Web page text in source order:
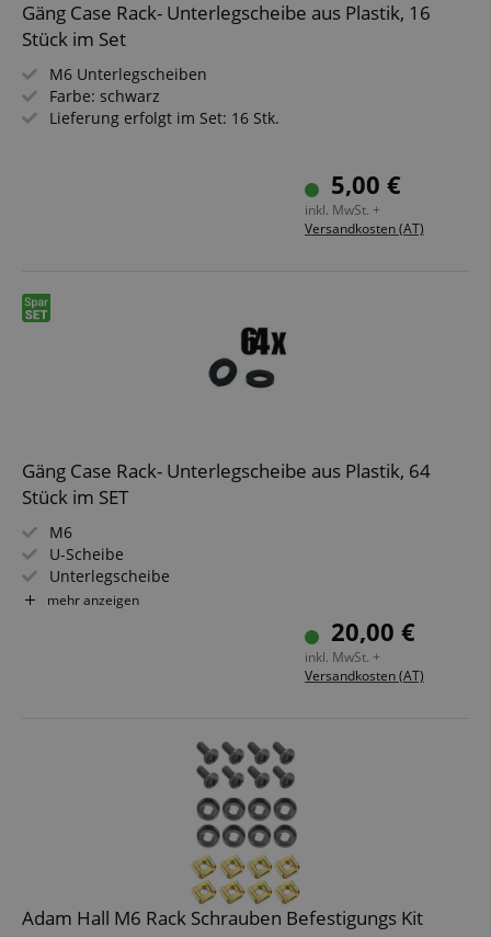
Gäng Case Rack- Unterlegscheibe aus Plastik, 16
Stück im Set
M6 Unterlegscheiben
Farbe: schwarz
Lieferung erfolgt im Set: 16 Stk.
5,00 €
inkl. MwSt. +
Versandkosten (AT)
Gäng Case Rack- Unterlegscheibe aus Plastik, 64
Stück im SET
M6
U-Scheibe
Unterlegscheibe
Farbe: schwarz
mehr anzeigen
20,00 €
inkl. MwSt. +
Versandkosten (AT)
Adam Hall M6 Rack Schrauben Befestigungs Kit